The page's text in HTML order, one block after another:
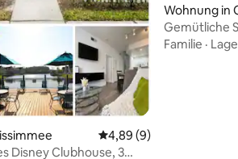
4,91 von 5, 56 Bewertungen
Durchschnittliche
4,89 (9)
Disney Clubhouse, 3
Wohnung in
Gemütliche
Familie · Lage